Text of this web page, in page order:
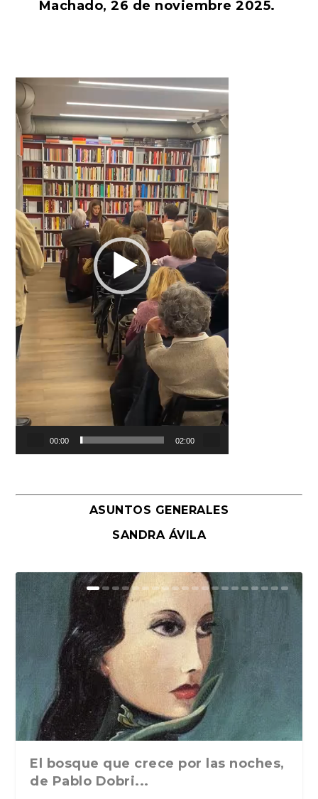
Machado, 26 de noviembre 2025.
Reproductor
de
vídeo
00:00 02:00
ASUNTOS GENERALES
SANDRA ÁVILA
El bosque que crece por las noches,
de Pablo Dobri...